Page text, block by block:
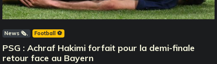
News 🗞️ Football ⚽️
PSG : Achraf Hakimi forfait pour la demi-finale
retour face au Bayern